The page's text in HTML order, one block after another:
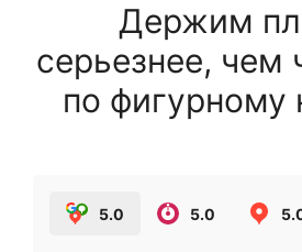
Держим
серьезнее, чем
по фигурному
5.0 5.0